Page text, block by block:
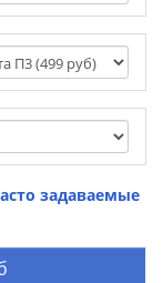
задаваемые